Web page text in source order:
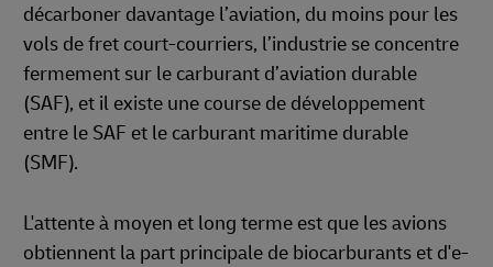
décarboner davantage l’aviation, du moins pour les
vols de fret court-courriers, l’industrie se concentre
fermement sur le carburant d’aviation durable
(SAF), et il existe une course de développement
entre le SAF et le carburant maritime durable
(SMF).
L'attente à moyen et long terme est que les avions
obtiennent la part principale de biocarburants et d'e-